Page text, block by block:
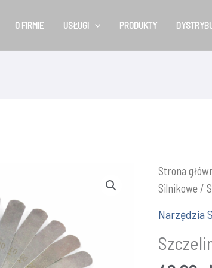
O FIRMIE USŁUGI PRODUKTY
Strona
Silnikowe/
Narzędzia